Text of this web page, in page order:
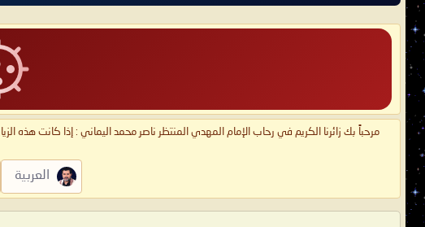
مرحباً بك زائرنا الكريم في رحاب الإمام المهدي المنتظر ناصر محمد اليماني : إذا كانت هذه
العربية